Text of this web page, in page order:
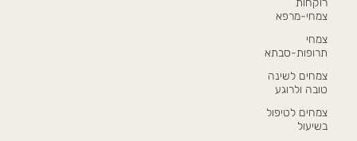
רוקחות
צמחי-מרפא
צמחי
תרופות-סבתא
צמחים לשינה
טובה ולרוגע
צמחים לטיפול
בשיעול